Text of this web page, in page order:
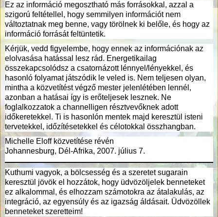
Ez az információ megosztható más forrásokkal, azzal a
szigorú feltétellel, hogy semmilyen információt nem
változtatnak meg benne, vagy törölnek ki belőle, és hogy az
információ forrását feltüntetik.
Kérjük, vedd figyelembe, hogy ennek az információnak az
elolvasása hatással lesz rád. Energetikailag
összekapcsolódsz a csatornázott lénnyel/lényekkel, és
hasonló folyamat játszódik le veled is. Nem teljesen olyan,
mintha a közvetítést végző mester jelenlétében lennél,
azonban a hatásai így is erőteljesek lesznek. Ne
foglalkozzatok a channelligen résztvevőknek adott
időkeretekkel. Ti is hasonlón mentek majd keresztül isteni
tervetekkel, időzítésetekkel és célotokkal összhangban.
Michelle Eloff közvetítése révén
Johannesburg, Dél-Afrika, 2007. július 7.
Kuthumi vagyok, a bölcsesség és a szeretet sugarain
keresztül jövök el hozzátok, hogy üdvözöljelek benneteket
ez alkalommal, és elhozzam számotokra az átalakulás, az
integráció, az egyensúly és az igazság áldásait. Üdvözöllek
benneteket szeretteim!